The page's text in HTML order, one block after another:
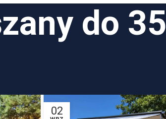
do 35
02